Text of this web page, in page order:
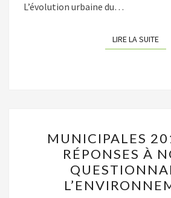
L’évolution urbaine du…
LIRE LA SUITE
2014
:
LES
MUNICIPALES
RÉPONSES À